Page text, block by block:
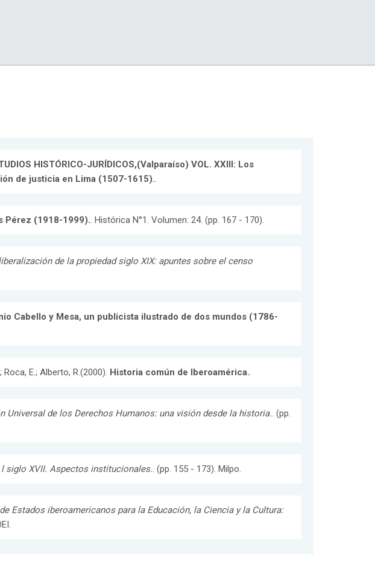
HISTÓRICO-JURÍDICOS,(Valparaíso) VOL. XXIII: Los
de justicia en Lima (1507-1615)..
Pérez (1918-1999).. Histórica N°1. Volumen: 24. (pp. 167 - 170).
de la propiedad siglo XIX: apuntes sobre el censo
Cabello y Mesa, un publicista ilustrado de dos mundos (1786-
Roca, E.; Alberto, R.(2000). Historia común de Iberoamérica..
Universal de los Derechos Humanos: una visión desde la historia.. (pp.
l siglo XVII. Aspectos institucionales.. (pp. 155 - 173). Milpo.
Estados iberoamericanos para la Educación, la Ciencia y la Cultura: